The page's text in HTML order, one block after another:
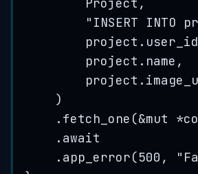
" INSERT INTO
project .
project . name,
project .
)
. fetch_one (&mut *
. await
. app_error(500 , "